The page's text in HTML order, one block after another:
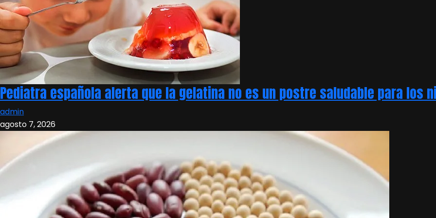
Pediatra española alerta que la gelatina no es un postre saludable para los
admin
agosto 7, 2026